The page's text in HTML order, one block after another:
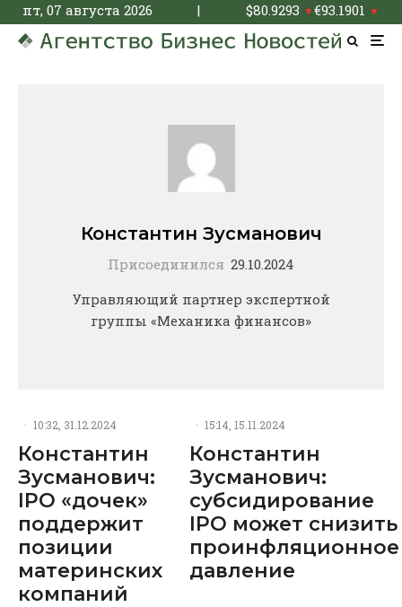
пт, 07 августа 2026 | $80.9293 ▼€93.1901 ▼
Константин Зусманович
Присоединился 29.10.2024
Управляющий партнер экспертной
группы «Механика финансов»
· 10:32, 31.12.2024
Константин
Зусманович:
IPO «дочек»
поддержит
позиции
материнских
компаний
· 15:14, 15.11.2024
Константин
Зусманович:
субсидирование
IPO может снизить
проинфляционное
давление